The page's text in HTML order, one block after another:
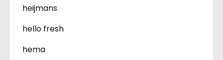
heijmans
hello fresh
hema